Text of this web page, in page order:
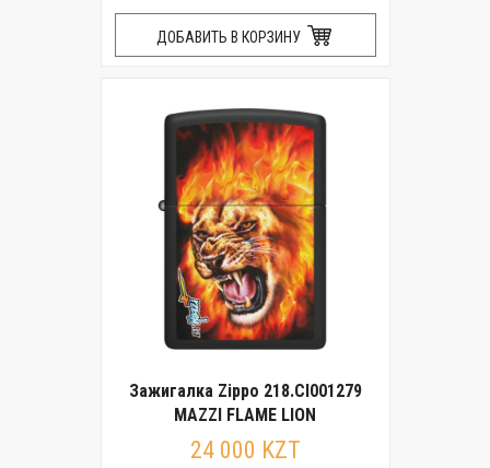
ДОБАВИТЬ В КОРЗИНУ
Зажигалка Zippo 218.CI001279
MAZZI FLAME LION
24 000 KZT